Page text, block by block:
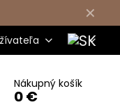
✕
Nákupný košík
0 €